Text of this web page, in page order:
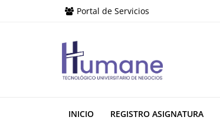
Portal de Servicios
INICIO REGISTRO ASIGNATURA